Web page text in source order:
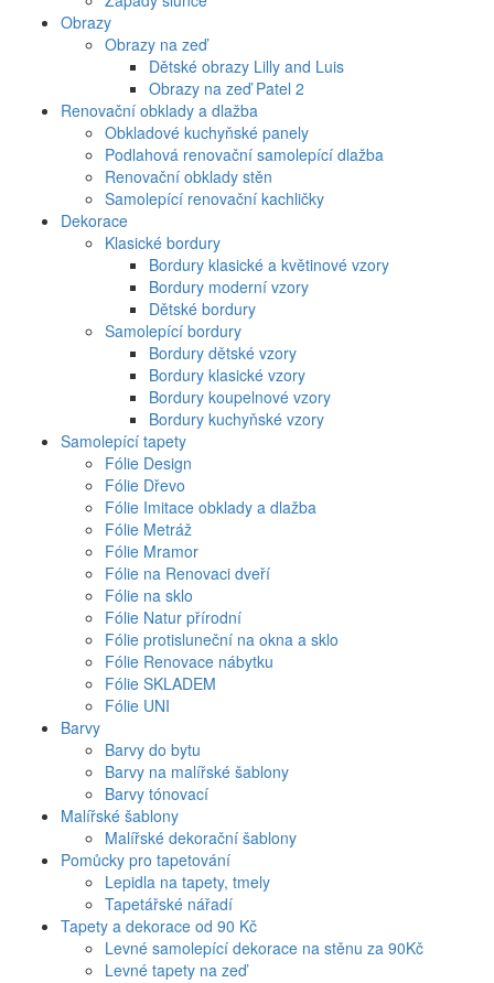
Obrazy
Obrazy na zeď
Dětské obrazy Lilly and Luis
Obrazy na zeď Patel 2
Renovační obklady a dlažba
Obkladové kuchyňské panely
Podlahová renovační samolepící dlažba
Renovační obklady stěn
Samolepící renovační kachličky
Dekorace
Klasické bordury
Bordury klasické a květinové vzory
Bordury moderní vzory
Dětské bordury
Samolepící bordury
Bordury dětské vzory
Bordury klasické vzory
Bordury koupelnové vzory
Bordury kuchyňské vzory
Samolepící tapety
Fólie Design
Fólie Dřevo
Fólie Imitace obklady a dlažba
Fólie Metráž
Fólie Mramor
Fólie na Renovaci dveří
Fólie na sklo
Fólie Natur přírodní
Fólie protisluneční na okna a sklo
Fólie Renovace nábytku
Fólie SKLADEM
Fólie UNI
Barvy
Barvy do bytu
Barvy na malířské šablony
Barvy tónovací
Malířské šablony
Malířské dekorační šablony
Pomůcky pro tapetování
Lepidla na tapety, tmely
Tapetářské nářadí
Tapety a dekorace od 90 Kč
Levné samolepící dekorace na stěnu za 90Kč
Levné tapety na zeď